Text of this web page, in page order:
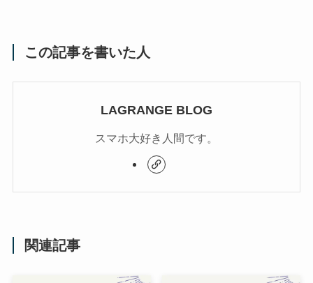
この記事を書いた人
LAGRANGE BLOG
スマホ大好き人間です。
関連記事